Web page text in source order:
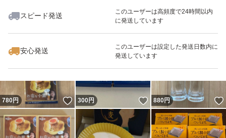
スピード発送
このユーザーは高頻度で24時間以内
に発送しています
安心発送
このユーザーは設定した発送日数内に
発送しています
いいね！
1,580
780円 いいね！
300円 いいね！
880円